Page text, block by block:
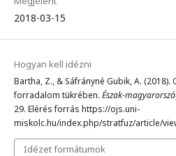
2018-03-15
Hogyan kell idézni
Bartha, Z., & Sáfrányné Gubik, A.
forradalom tükrében. Észak-
29. Elérés forrás https://ojs.uni-
miskolc.hu/index.php/stratfuz/article/
Idézet formátumok